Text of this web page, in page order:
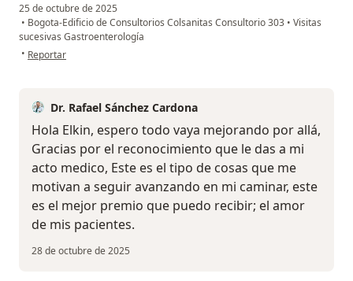
25 de octubre de 2025
• Bogota-Edificio de Consultorios Colsanitas Consultorio 303 • Visitas
sucesivas Gastroenterología
• en opinión del usuario Elkin de Jesús Ramírez Espinosa
Reportar
Dr. Rafael Sánchez Cardona
Hola Elkin, espero todo vaya mejorando por allá,
Gracias por el reconocimiento que le das a mi
acto medico, Este es el tipo de cosas que me
motivan a seguir avanzando en mi caminar, este
es el mejor premio que puedo recibir; el amor
de mis pacientes.
28 de octubre de 2025